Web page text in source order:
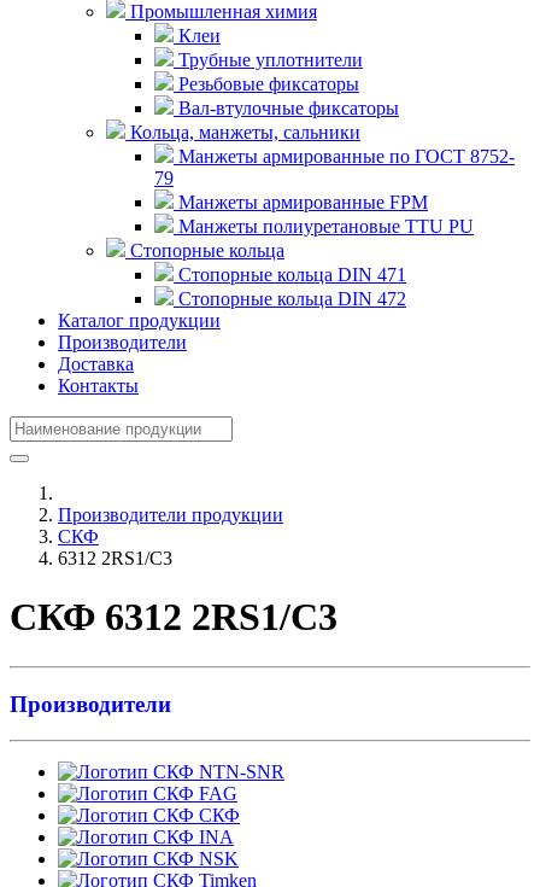
Промышленная химия
Клеи
Трубные уплотнители
Резьбовые фиксаторы
Вал-втулочные фиксаторы
Кольца, манжеты, сальники
Манжеты армированные по ГОСТ 8752-
79
Манжеты армированные FPM
Манжеты полиуретановые TTU PU
Стопорные кольца
Стопорные кольца DIN 471
Стопорные кольца DIN 472
Каталог продукции
Производители
Доставка
Контакты
Производители продукции
СКФ
6312 2RS1/C3
СКФ 6312 2RS1/C3
Производители
NTN-SNR
FAG
СКФ
INA
NSK
Timken